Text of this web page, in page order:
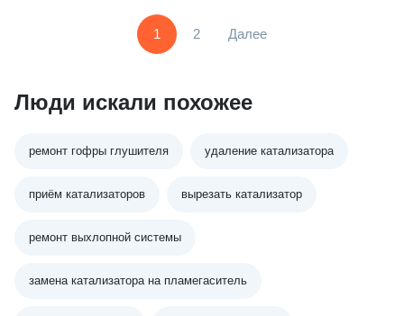
1 2 Далее
Люди искали похожее
ремонт гофры глушителя удаление катализатора
приём катализаторов вырезать катализатор
ремонт выхлопной системы
замена катализатора на пламегаситель